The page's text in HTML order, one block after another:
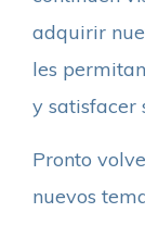
adquirir
les
y satisfacer
Pronto
nuevos